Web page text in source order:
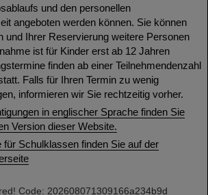
und den personellen
angeboten werden können. Sie können
und Ihrer Reservierung weitere Personen
ist für Kinder erst ab 12 Jahren
finden ab einer Teilnehmendenzahl
Falls für Ihren Termin zu wenig
informieren wir Sie rechtzeitig vorher.
in englischer Sprache finden Sie
Version dieser Website.
für Schulklassen finden Sie auf der
Code: 202608071309166a234b9d